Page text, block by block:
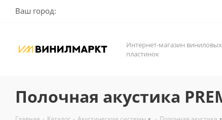
Ваш город:
Интернет-магазин виниловых
пластинок
Полочная акустика